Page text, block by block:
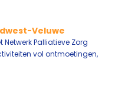
Veluwe
Palliatieve Zorg
vol ontmoetingen,